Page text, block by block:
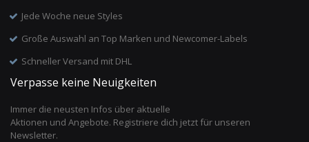
Jede Woche neue Styles
Große Auswahl an Top Marken und Newcomer-Labels
Schneller Versand mit DHL
Verpasse keine Neuigkeiten
Immer die neusten Infos über aktuelle
Aktionen und Angebote. Registriere dich jetzt für unseren
Newsletter.